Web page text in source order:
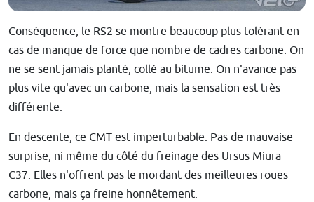
Conséquence, le RS2 se montre beaucoup plus tolérant en
cas de manque de force que nombre de cadres carbone. On
ne se sent jamais planté, collé au bitume. On n'avance pas
plus vite qu'avec un carbone, mais la sensation est très
différente.
En descente, ce CMT est imperturbable. Pas de mauvaise
surprise, ni même du côté du freinage des Ursus Miura
C37. Elles n'offrent pas le mordant des meilleures roues
carbone, mais ça freine honnêtement.